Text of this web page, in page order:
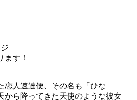
ます！
恋人速達便、その名も「ひな
から降ってきた天使のような彼女